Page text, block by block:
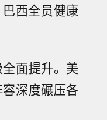
西全员健康
面提升。美
深度碾压各